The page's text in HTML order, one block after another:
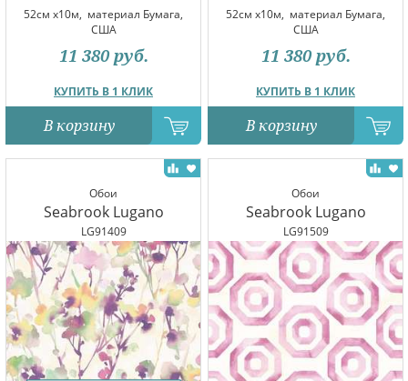
52см x10м, материал Бумага,
США
КУПИТЬ В 1 КЛИК
11 380 руб.
В корзину
52см x10м, материал Бумага,
США
КУПИТЬ В 1 КЛИК
11 380 руб.
В корзину
Обои
Seabrook Lugano
LG91409
Обои
Seabrook Lugano
LG91509